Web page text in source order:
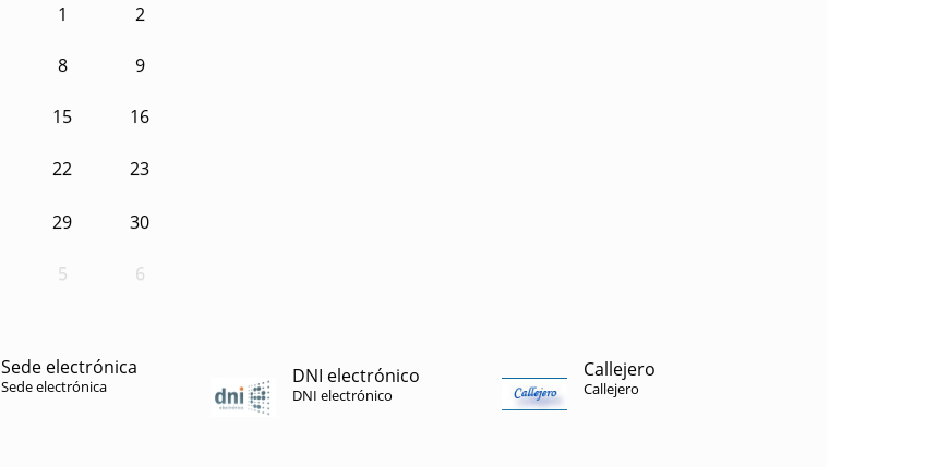
1 2
8 9
15 16
22 23
29 30
5 6
Sede electrónica
Sede electrónica DNI electrónico
DNI electrónico
Callejero
Callejero